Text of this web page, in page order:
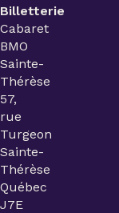
Billetterie
Cabaret
BMO
Sainte-
Thérèse
57,
rue
Turgeon
Sainte-
Thérèse
Québec
J7E